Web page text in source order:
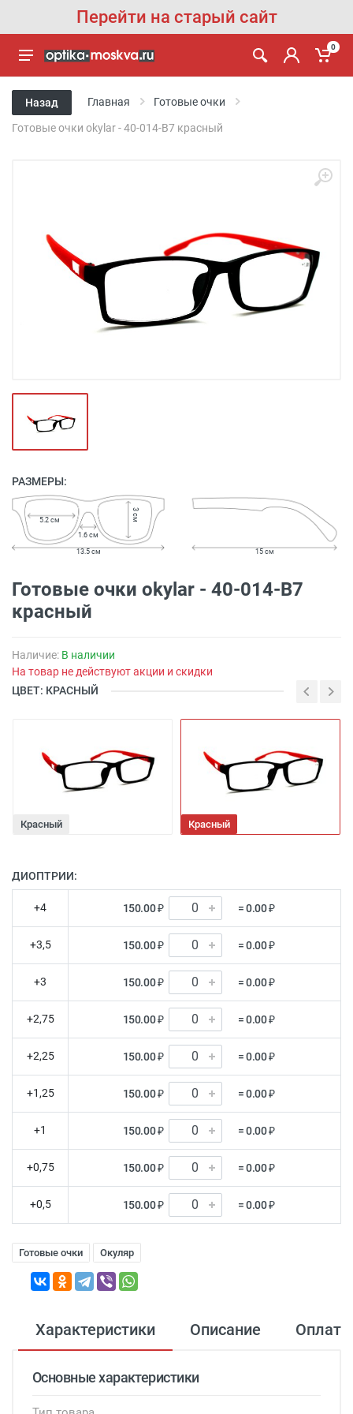
Перейти на старый сайт
0
Назад Главная Готовые очки
Готовые очки okylar - 40-014-B7 красный
РАЗМЕРЫ:
1.6 см
5.2 см 3 см
13.5 см 15 см
Готовые очки okylar - 40-014-B7
красный
Наличие: В наличии
На товар не действуют акции и скидки
ЦВЕТ: КРАСНЫЙ
Красный Красный
ДИОПТРИИ:
+4 150.00 ₽ = 0.00 ₽
+3,5 150.00 ₽ = 0.00 ₽
+3 150.00 ₽ = 0.00 ₽
+2,75 150.00 ₽ = 0.00 ₽
+2,25 150.00 ₽ = 0.00 ₽
+1,25 150.00 ₽ = 0.00 ₽
+1 150.00 ₽ = 0.00 ₽
+0,75 150.00 ₽ = 0.00 ₽
+0,5 150.00 ₽ = 0.00 ₽
Готовые очки Окуляр
Характеристики Описание Оплата
Основные характеристики